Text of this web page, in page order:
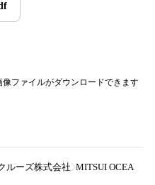
ファイルがダウンロードできます
ルーズ株式会社 MITSUI OCEAN